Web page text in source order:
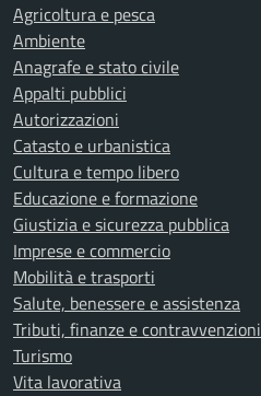
Agricoltura e pesca
Ambiente
Anagrafe e stato civile
Appalti pubblici
Autorizzazioni
Catasto e urbanistica
Cultura e tempo libero
Educazione e formazione
Giustizia e sicurezza pubblica
Imprese e commercio
Mobilità e trasporti
Salute, benessere e assistenza
Tributi, finanze e contravvenzioni
Turismo
Vita lavorativa